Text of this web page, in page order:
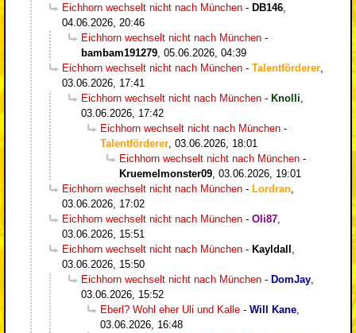
Eichhorn wechselt nicht nach München - DB146,
04.06.2026, 20:46
Eichhorn wechselt nicht nach München -
bambam191279, 05.06.2026, 04:39
Eichhorn wechselt nicht nach München - Talentförderer,
03.06.2026, 17:41
Eichhorn wechselt nicht nach München - Knolli,
03.06.2026, 17:42
Eichhorn wechselt nicht nach München -
Talentförderer, 03.06.2026, 18:01
Eichhorn wechselt nicht nach München -
Kruemelmonster09, 03.06.2026, 19:01
Eichhorn wechselt nicht nach München - Lordran,
03.06.2026, 17:02
Eichhorn wechselt nicht nach München - Oli87,
03.06.2026, 15:51
Eichhorn wechselt nicht nach München - Kayldall ,
03.06.2026, 15:50
Eichhorn wechselt nicht nach München - DomJay,
03.06.2026, 15:52
Eberl? Wohl eher Uli und Kalle - Will Kane,
03.06.2026, 16:48